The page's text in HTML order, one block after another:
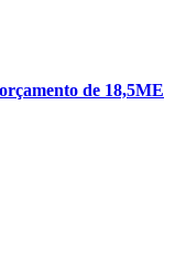
de 18,5ME